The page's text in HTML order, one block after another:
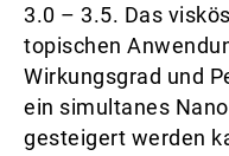
3.0 – 3.5. Das
topischen
Wirkungsgrad und
ein simultanes
gesteigert werden